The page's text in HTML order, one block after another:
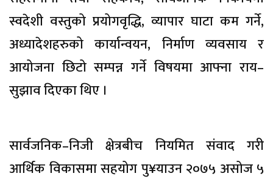
स्वदेशी वस्तुको प्रयोगवृद्धि, व्यापार घाटा कम गर्ने,
अध्यादेशहरुको कार्यान्वयन, निर्माण व्यवसाय र
आयोजना छिटो सम्पन्न गर्ने विषयमा आफ्ना राय–
सुझाव दिएका थिए ।
सार्वजनिक–निजी क्षेत्रबीच नियमित संवाद गरी
आर्थिक विकासमा सहयोग पु¥याउन २०७५ असोज ५